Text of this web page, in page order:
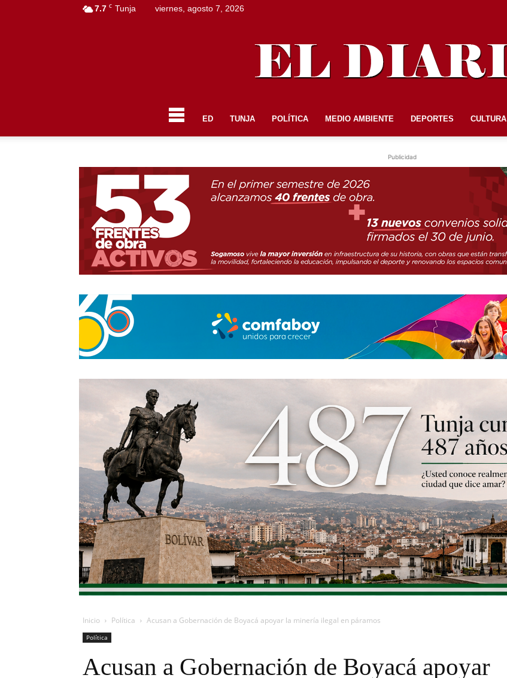
7.7 C Tunja viernes, agosto 7, 2026
DIARIO
ED TUNJA POLÍTICA MEDIO AMBIENTE DEPORTES CULTURA
Publicidad
Inicio Política Acusan a Gobernación de Boyacá apoyar la minería ilegal en páramos
Política
Acusan a Gobernación de Boyacá apoyar